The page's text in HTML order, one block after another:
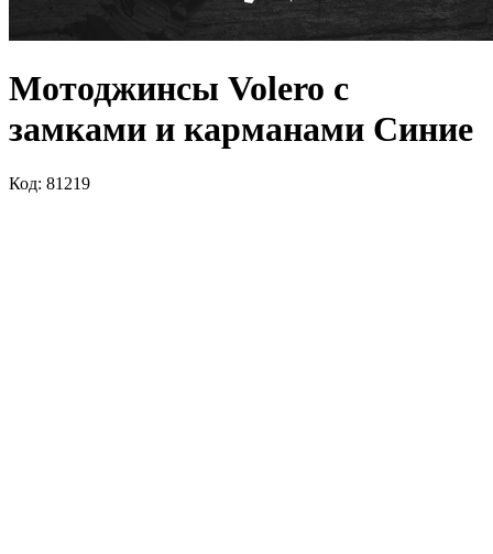
Мотоджинсы Volero с
замками и карманами Синие
Код: 81219